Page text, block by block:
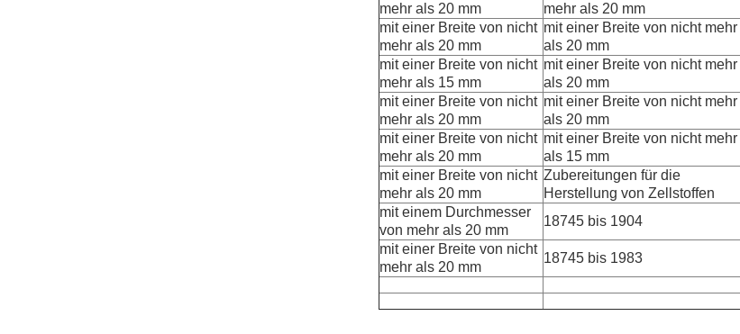
mehr als 20 mm
mehr als 20 mm
mit einer Breite von nicht
mehr als 20 mm
mit einer Breite von nicht mehr
als 20 mm
mit einer Breite von nicht
mehr als 15 mm
mit einer Breite von nicht mehr
als 20 mm
mit einer Breite von nicht
mehr als 20 mm
mit einer Breite von nicht mehr
als 20 mm
mit einer Breite von nicht
mehr als 20 mm
mit einer Breite von nicht mehr
als 15 mm
mit einer Breite von nicht
mehr als 20 mm
Zubereitungen für die
Herstellung von Zellstoffen
mit einem Durchmesser
von mehr als 20 mm
18745 bis 1904
mit einer Breite von nicht
mehr als 20 mm
18745 bis 1983